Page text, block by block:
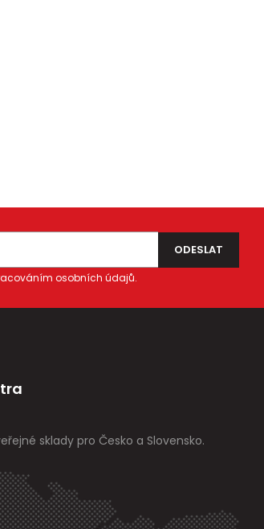
osobních údajů.
sklady pro Česko a Slovensko.